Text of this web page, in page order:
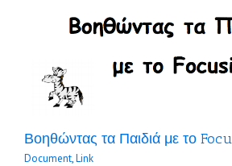
Βοηθώντας τα Παιδιά με το
Document,Link